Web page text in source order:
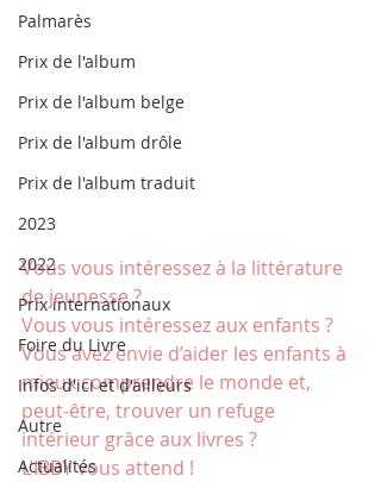
Palmarès
Prix de l'album
Prix de l'album belge
Prix de l'album drôle
Prix de l'album traduit
2023
2022
Prix internationaux
Foire du Livre
Infos d'ici et d'ailleurs
Autre
Actualités
Vous vous intéressez à la littérature
de jeunesse ?
Vous vous intéressez aux enfants ?
Vous avez envie d’aider les enfants à
mieux comprendre le monde et,
peut-être, trouver un refuge
intérieur grâce aux livres ?
L’IBBY vous attend !